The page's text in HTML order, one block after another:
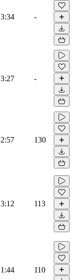
3:34 -
3:27 -
2:57 130
3:12 113
1:44 110